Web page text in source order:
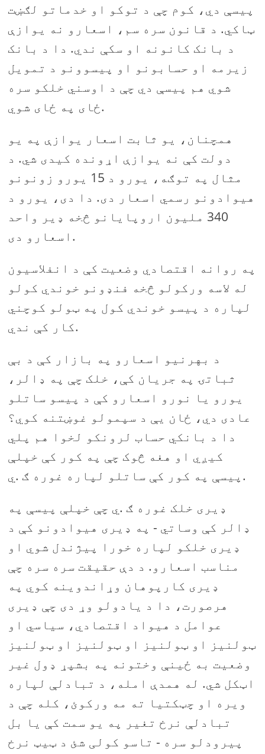
پیسې دي، کوم چې د توکو او خدماتو لګښت
ټاکي. د قانون سره سم، اسعارو نه یوازې
د بانک کانونه او سکې ندي. دا د بانک
زیرمه او حسابونو او پیسوونو د تمویل
شوي هم پیسې دي چې د اوسني خلکو سره
ځای په ځای شوي.
همچنان، یو ثابت اسعار یوازې په یو
دولت کې نه یوازې اړونده کیدی شي. د
مثال په توګه، یورو د 15 یورو زونونو
هیوادونو رسمي اسعار دی. دا دی، یورو د
340 ملیون اروپایانو څخه ډیر واحد
اسعارو دی.
په روانه اقتصادي وضعیت کې د انفلاسیون
له لاسه ورکولو څخه فنډونو خوندي کولو
لپاره د پیسو خوندي کول په ټولو کوچني
کار کې ندي.
د بهرنیو اسعارو په بازار کې د بې
ثباتۍ په جریان کې، خلک چې په ډالر،
یورو یا نورو اسعارو کې د پیسو ساتلو
عادی دي، ځان یې د سپمولو غوښتنه کوي؟
دا د بانکي حساب لرونکو لخوا هم پلي
کیږي او هغه څوک چې په کور کې خپلې
پیسې په کور کې ساتلو لپاره غوره ګ .ي.
ډیری خلک غوره ګ .ي چې خپلې پیسې په
ډالر کې وساتي - په ډیری هیوادونو کې د
ډیری خلکو لپاره خورا پیژندل شوي او
مناسب اسعارو. د دې حقیقت سره سره چې
ډیری کارپوهان وړاندوینه کوي په
هرصورت، دا د یادولو وړ دی چې ډیری
عوامل د هیواد اقتصادي، سیاسي او
ټولنیز او ټولنیز او ټولنیز او ټولنیز
وضعیت به ځینې وختونه په بشپړ ډول غیر
اټکل شي. له همدې امله، د تبادلې لپاره
ویره او چټکتیا ته مه ورکوئ، کله چې د
تبادلې نرخ تغیر په یو سمت کې یا بل
پیرودلو سره - تاسو کولی شئ د ټیټ نرخ